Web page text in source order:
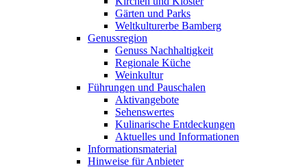
Gärten und Parks
Weltkulturerbe Bamberg
Genussregion
Genuss Nachhaltigkeit
Regionale Küche
Weinkultur
Führungen und Pauschalen
Aktivangebote
Sehenswertes
Kulinarische Entdeckungen
Aktuelles und Informationen
Informationsmaterial
Hinweise für Anbieter